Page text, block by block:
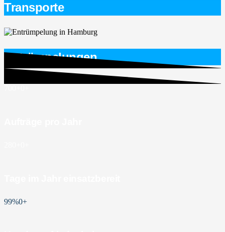
Transporte
Entrümpelungen
99%0+